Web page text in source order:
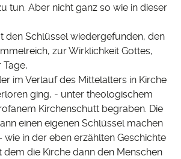
tun. Aber nicht ganz so wie in dieser
den Schlüssel wiedergefunden, den
zur Wirklichkeit Gottes,
im Verlauf des Mittelalters in Kirche
ging, - unter theologischem
Kirchenschutt begraben. Die
einen eigenen Schlüssel machen
wie in der eben erzählten Geschichte
dem die Kirche dann den Menschen